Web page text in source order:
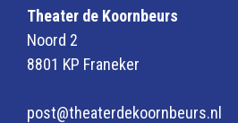
Theater de Koornbeurs
Noord 2
8801 KP Franeker
post@theaterdekoornbeurs.nl